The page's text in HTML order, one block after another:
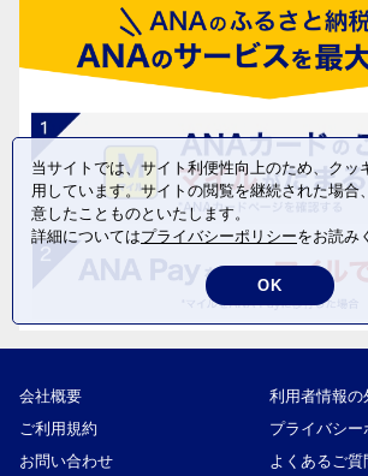
会社概要
利用者情報の
ご利用規約
プライバシー
お問い合わせ
よくあるご質
当サイトでは、サイト利便性向上のため、クッ
用しています。サイトの閲覧を継続された場合
意したことものといたします。
詳細についてはプライバシーポリシーをお読み
OK